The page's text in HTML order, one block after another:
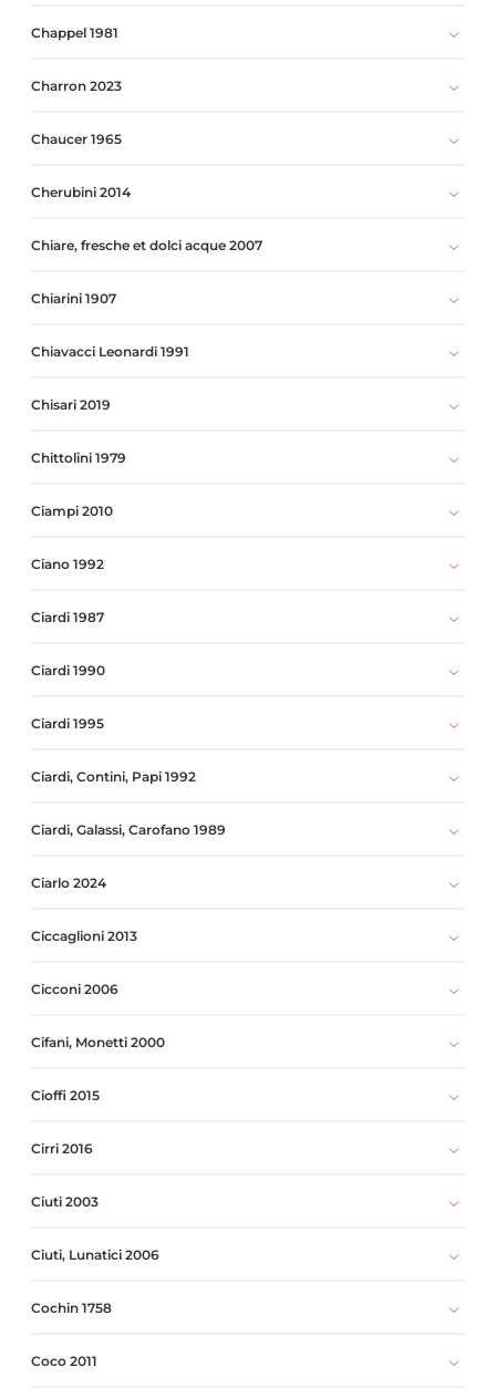
Chappel 1981
Charron 2023
Chaucer 1965
Cherubini 2014
Chiare, fresche et dolci acque 2007
Chiarini 1907
Chiavacci Leonardi 1991
Chisari 2019
Chittolini 1979
Ciampi 2010
Ciano 1992
Ciardi 1987
Ciardi 1990
Ciardi 1995
Ciardi, Contini, Papi 1992
Ciardi, Galassi, Carofano 1989
Ciarlo 2024
Ciccaglioni 2013
Cicconi 2006
Cifani, Monetti 2000
Cioffi 2015
Cirri 2016
Ciuti 2003
Ciuti, Lunatici 2006
Cochin 1758
Coco 2011